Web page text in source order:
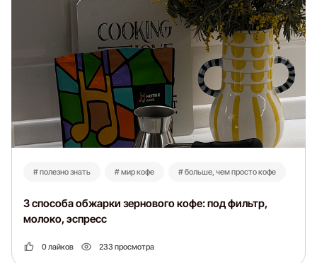
# полезно знать # мир кофе # больше, чем просто кофе
3 способа обжарки зернового кофе: под фильтр,
молоко, эспресс
0 лайков 233 просмотра